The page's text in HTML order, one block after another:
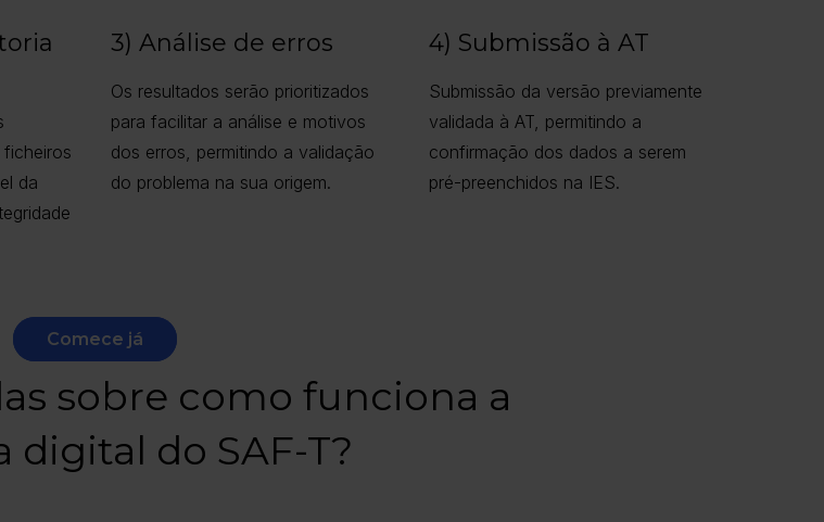
da
3) Análise de erros
Os resultados serão prioritizados
para facilitar a análise e motivos
dos erros, permitindo a validação
do problema na sua origem.
4) Submissão à AT
Submissão da versão previamente
validada à AT, permitindo a
confirmação dos dados a serem
pré-preenchidos na IES.
Comece já
sobre como funciona a
digital do SAF-T?